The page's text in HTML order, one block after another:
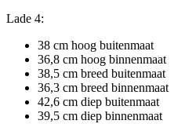
Lade 4:
38 cm hoog buitenmaat
36,8 cm hoog binnenmaat
38,5 cm breed buitenmaat
36,3 cm breed binnenmaat
42,6 cm diep buitenmaat
39,5 cm diep binnenmaat